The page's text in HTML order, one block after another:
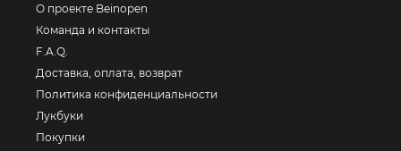
О проекте Beinopen
Команда и контакты
F.A.Q.
Доставка, оплата, возврат
Политика конфиденциальности
Лукбуки
Покупки